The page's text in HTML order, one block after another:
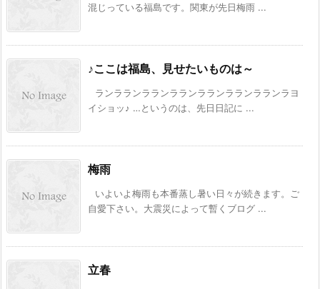
混じっている福島です。関東が先日梅雨 ...
♪ここは福島、見せたいものは～
ランラランラランラランラランラランラランラヨ
イショッ♪ …というのは、先日日記に ...
梅雨
いよいよ梅雨も本番蒸し暑い日々が続きます。ご
自愛下さい。大震災によって暫くブログ ...
立春